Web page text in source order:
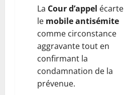
La Cour d’appel écarte
le mobile antisémite
comme circonstance
aggravante tout en
confirmant la
condamnation de la
prévenue.